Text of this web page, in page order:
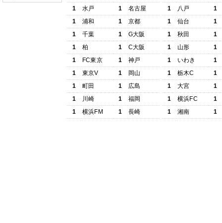
1
水戸 1
名古屋
1
浦和 1
京都
1
千葉 1
G大阪
1
柏 1
C大阪
1
FC東京 1
神戸
1
東京V 1
岡山
1
町田 1
広島
1
川崎 1
福岡
1
横浜FM 1 長崎
1
八戸
1
1
仙台
1
1
秋田
1
1
山形
1
1
いわき
1
1
栃木C
1
1
大宮
1
1
横浜FC
1
1
湘南 1